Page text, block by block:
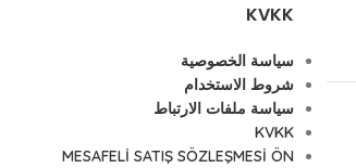
KVKK
سياسة الخصوصية
شروط الاستخدام
سياسة ملفات الارتباط
KVKK
MESAFELİ SATIŞ SÖZLEŞMESİ ÖN